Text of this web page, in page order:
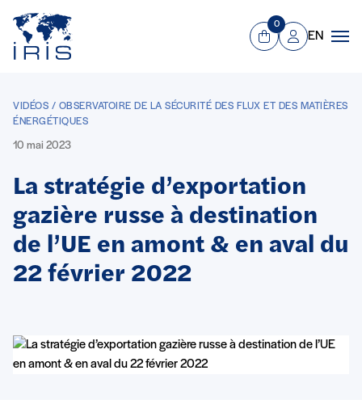
Aller au contenu principal
Panier
0
Mon compte
EN
VIDÉOS / OBSERVATOIRE DE LA SÉCURITÉ DES FLUX ET DES MATIÈRES
ÉNERGÉTIQUES
10 mai 2023
La stratégie d’exportation
gazière russe à destination
de l’UE en amont & en aval du
22 février 2022